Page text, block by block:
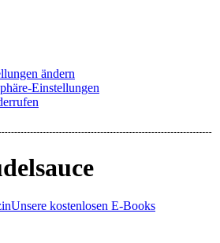
ändern
Einstellungen
Unsere kostenlosen E-Books